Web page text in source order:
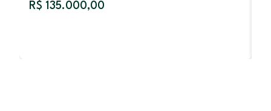
R$ 135.000,00